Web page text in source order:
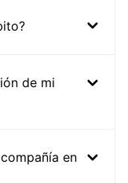
de mi
en